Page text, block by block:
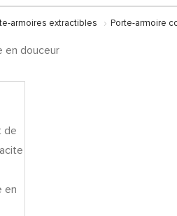
armoires extractibles Porte-armoire